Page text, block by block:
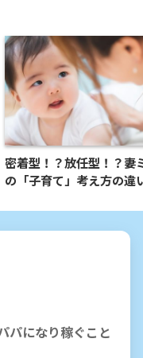
密着型！？放任型！？妻
の「子育て」考え方の違
パになり稼ぐこと